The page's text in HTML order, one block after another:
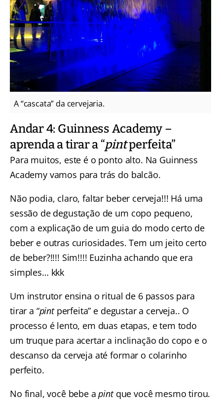
A “cascata” da cervejaria.
Andar 4: Guinness Academy –
aprenda a tirar a “pintperfeita”
Para muitos, este é o ponto alto. Na Guinness
Academy vamos para trás do balcão.
Não podia, claro, faltar beber cerveja!!! Há uma
sessão de degustação de um copo pequeno,
com a explicação de um guia do modo certo de
beber e outras curiosidades. Tem um jeito certo
de beber?!!!! Sim!!!! Euzinha achando que era
simples… kkk
Um instrutor ensina o ritual de 6 passos para
tirar a “pint perfeita” e degustar a cerveja.. O
processo é lento, em duas etapas, e tem todo
um truque para acertar a inclinação do copo e o
descanso da cerveja até formar o colarinho
perfeito.
No final, você bebe apintque você mesmo tirou.